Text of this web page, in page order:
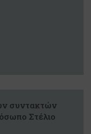
συντακτών
Στέλιο